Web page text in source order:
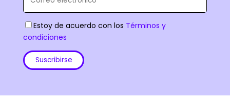
Estoy de acuerdo con los Términos y
condiciones